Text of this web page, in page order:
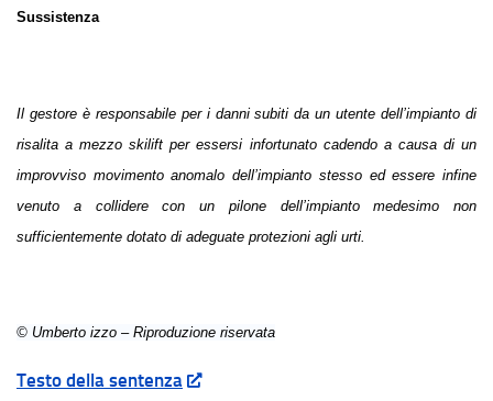
Sussistenza
Il gestore è responsabile per i danni subiti da un utente dell’impianto di
risalita a mezzo skilift per essersi infortunato cadendo a causa di un
improvviso movimento anomalo dell’impianto stesso ed essere infine
venuto a collidere con un pilone dell’impianto medesimo non
sufficientemente dotato di adeguate protezioni agli urti.
© Umberto izzo – Riproduzione riservata
Testo della sentenza